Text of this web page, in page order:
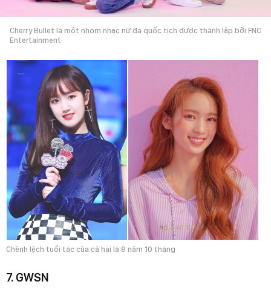
Cherry Bullet là một nhóm nhạc nữ đa quốc tịch được thành lập bởi FNC
Entertainment
Chênh lệch tuổi tác của cả hai là 8 năm 10 tháng
7. GWSN